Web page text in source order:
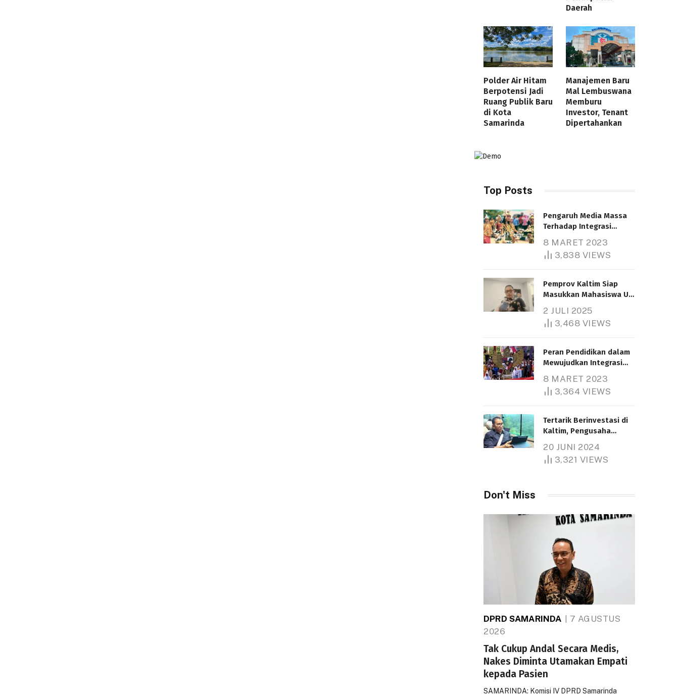
Daerah
Polder Air Hitam
Berpotensi Jadi
Ruang Publik Baru
di Kota
Samarinda
Manajemen Baru
Mal Lembuswana
Memburu
Investor, Tenant
Dipertahankan
Top Posts
Pengaruh Media Massa
Terhadap Integrasi
8 MARET 2023
3,838 VIEWS
Pemprov Kaltim Siap
Masukkan Mahasiswa UT
Bantuan Pendidikan
Gratispol
2 JULI 2025
3,468 VIEWS
Peran Pendidikan dalam
Mewujudkan Integrasi
8 MARET 2023
3,364 VIEWS
Tertarik Berinvestasi di
Kaltim, Pengusaha
1.000 Hektare
20 JUNI 2024
3,321 VIEWS
Don't Miss
DPRD SAMARINDA
7 AGUSTUS
2026
Tak Cukup Andal Secara Medis,
Nakes Diminta Utamakan Empati
kepada Pasien
SAMARINDA: Komisi IV DPRD Samarinda